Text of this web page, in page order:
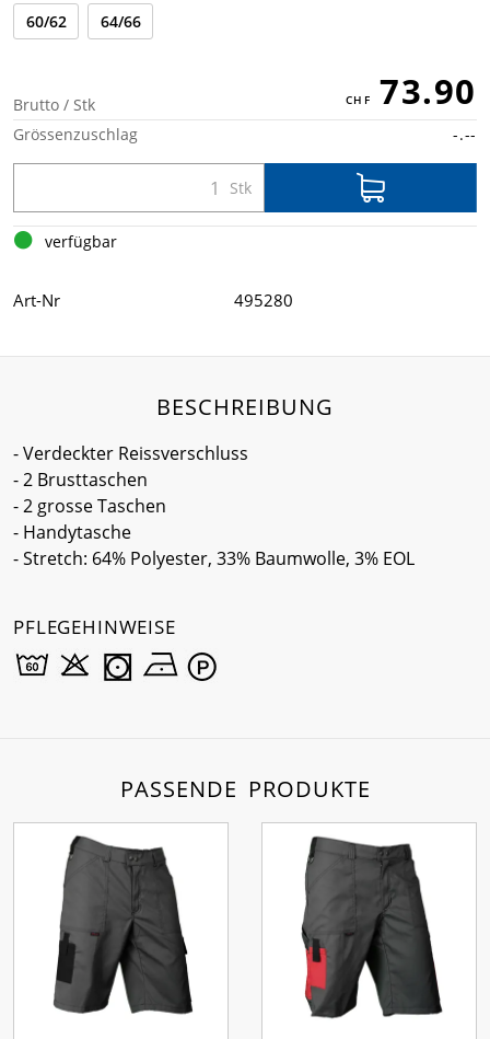
60/62 64/66
Brutto / Stk 73.90
Grössenzuschlag -.--
verfügbar
Art-Nr 495280
BESCHREIBUNG
- Verdeckter Reissverschluss
- 2 Brusttaschen
- 2 grosse Taschen
- Handytasche
- Stretch: 64% Polyester, 33% Baumwolle, 3% EOL
PFLEGEHINWEISE
PASSENDE PRODUKTE